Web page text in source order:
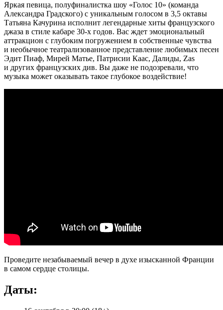
Яркая певица, полуфиналистка шоу «Голос 10» (команда
Александра Градского) с уникальным голосом в 3,5 октавы
Татьяна Качурина исполнит легендарные хиты французского
джаза в стиле кабаре 30-х годов. Вас ждет эмоциональный
аттракцион с глубоким погружением в собственные чувства
и необычное театрализованное представление любимых песен
Эдит Пиаф, Мирей Матье, Патрисии Каас, Далиды, Zas
и других французских див. Вы даже не подозревали, что
музыка может оказывать такое глубокое воздействие!
Проведите незабываемый вечер в духе изысканной Франции
в самом сердце столицы.
Даты: